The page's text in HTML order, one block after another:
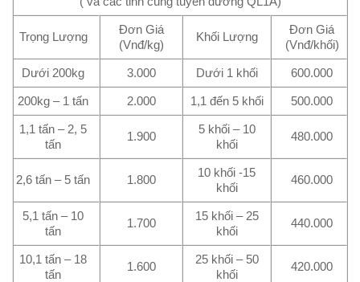
Trọng Lượng
Đơn Giá
(Vnđ/kg)
Khối Lượng
Đơn Giá
(Vnđ/khối)
Dưới 200kg 3.000 Dưới 1 khối 600.000
200kg – 1 tấn 2.000 1,1 đến 5 khối 500.000
1,1 tấn – 2, 5
tấn
1.900
5 khối – 10
khối
480.000
2,6 tấn – 5 tấn 1.800
10 khối -15
khối
460.000
5,1 tấn – 10
tấn
1.700
15 khối – 25
khối
440.000
10,1 tấn – 18
tấn
1.600
25 khối – 50
khối
420.000